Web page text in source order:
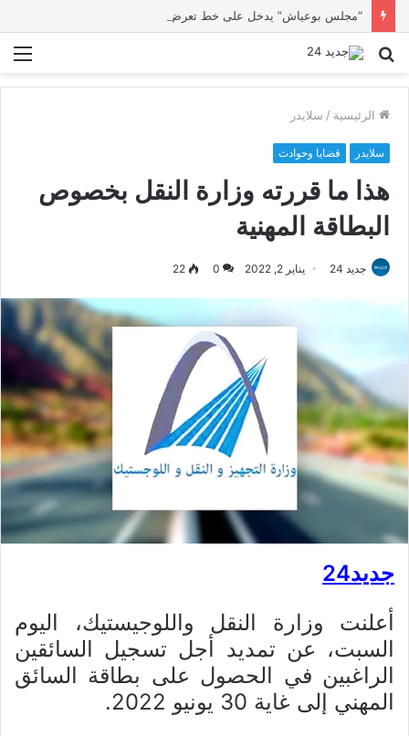
بحث
الرئيسية / سلايدر
سلايدر قضايا وحوادث
هذا ما قررته وزارة النقل بخصوص
البطاقة المهنية
جديد 24 يناير 2, 2022 0
22
جديد24
أعلنت وزارة النقل واللوجيستيك، اليوم
السبت، عن تمديد أجل تسجيل السائقين
الراغبين في الحصول على بطاقة السائق
المهني إلى غاية 30 يونيو 2022.